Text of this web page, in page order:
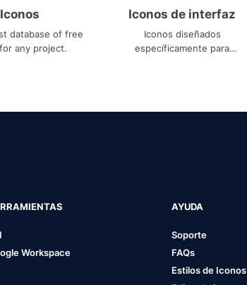
Iconos
database of free
any project.
Iconos de interfaz
Iconos diseñados
específicamente para
Workspace
AYUDA
Soporte
FAQs
Estilos de Iconos